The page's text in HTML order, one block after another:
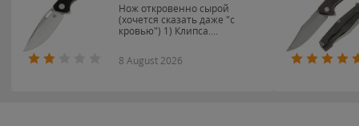
Нож откровенно сырой
(хочется сказать даже "с
кровью") 1) Клипса....
8 August 2026